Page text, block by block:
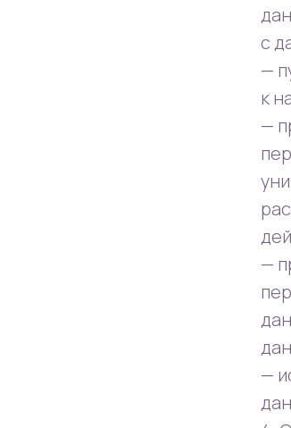
с
—
к
—
—
—